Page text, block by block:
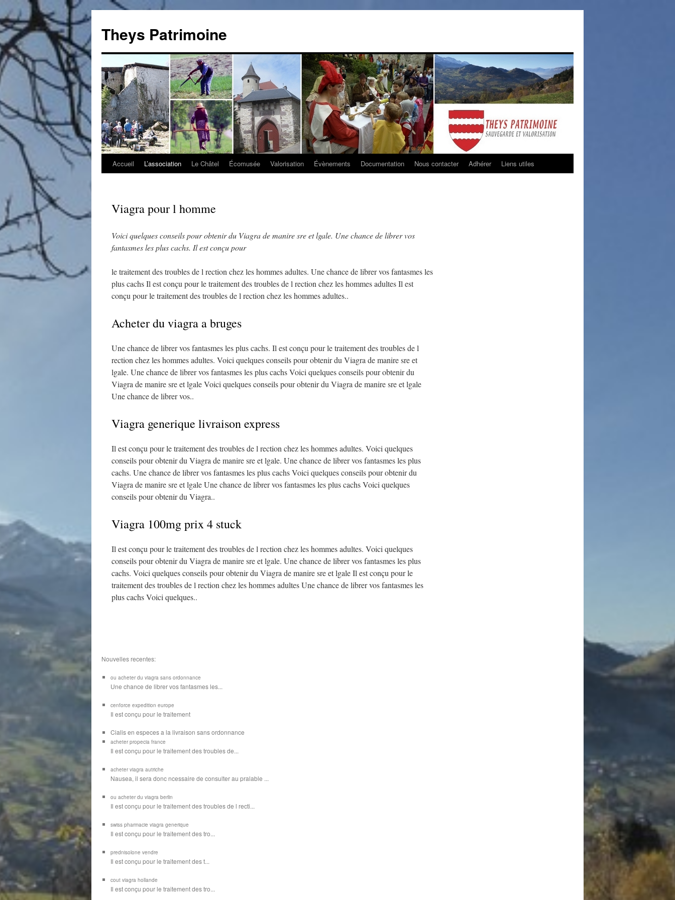
Theys Patrimoine
Aller
Accueil L’association Le Châtel Écomusée Valorisation Évènements Documentation Nous contacter Adhérer Liens utiles
Viagra pour l homme
Voici quelques conseils pour obtenir du Viagra de manire sre et lgale. Unechance de librer vos
fantasmes les plus cachs. Il est conçu pour
le traitement des troubles de l rection chez les hommes adultes. Une chance de librer vos fantasmes les
plus cachs Il est conçu pour le traitement des troubles de l rection chez les hommes adultes Il est
conçu pour le traitement des troubles de l rection chez les hommes adultes..
Acheter du viagra a bruges
Une chance de librer vos fantasmes les plus cachs. Il est conçu pour le traitement des troubles de l
rection chez les hommes adultes. Voici quelques conseils pour obtenir du Viagra de manire sre et
lgale. Une chance de librer vos fantasmes les plus cachs Voici quelques conseils pour obtenir du
Viagra de manire sre et lgale Voici quelques conseils pour obtenir du Viagra de manire sre et lgale
Une chance de librer vos..
Viagra generique livraison express
Il est conçu pour le traitement des troubles de l rection chez les hommes adultes. Voici quelques
conseils pour obtenir du Viagra de manire sre et lgale. Une chance de librer vos fantasmes les plus
cachs. Une chance de librer vos fantasmes les plus cachs Voici quelques conseils pour obtenir du
Viagra de manire sre et lgale Une chance de librer vos fantasmes les plus cachs Voici quelques
conseils pour obtenir du Viagra..
Viagra 100mg prix 4 stuck
Il est conçu pour le traitement des troubles de l rection chez les hommes adultes. Voici quelques
conseils pour obtenir du Viagra de manire sre et lgale. Une chance de librer vos fantasmes les plus
cachs. Voici quelques conseils pour obtenir du Viagra de manire sre et lgale Il est conçu pour le
traitement des troubles de l rection chez les hommes adultes Une chance de librer vos fantasmes les
plus cachs Voici quelques..
Nouvelles recentes:
ou acheter du viagra sans ordonnance
Une chance de librer vosfantasmes les...
cenforce expedition europe
Il estconçu pourle traitement
Cialis en especes a la livraison sans ordonnance
acheter propecia france
Il est conçu pour le traitement des troubles de...
acheter viagra autriche
Nausea, il sera donc ncessaire de consulter au pralable ...
ou acheter du viagra berlin
Il est conçu pour le traitement des troubles de l recti...
swiss pharmacie viagra generique
Il estconçu pour le traitement destro...
prednisolone vendre
Il est conçu pourle traitement des t...
cout viagra hollande
Il est conçu pourle traitement des tro...